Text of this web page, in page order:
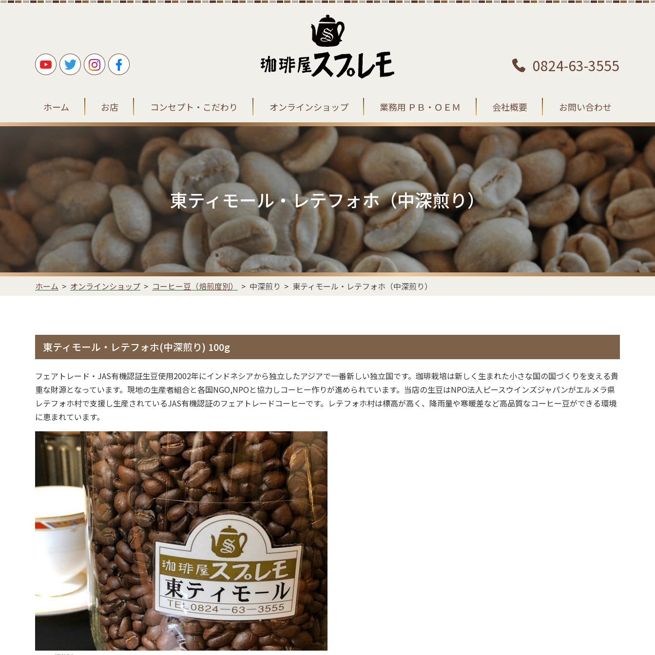
0824-63-3555
ホーム お店 コンセプト・こだわり オンラインショップ 業務用 ＰＢ・ＯＥＭ 会社概要 お問い合わせ
東ティモール・レテフォホ（中深煎り）
ホーム オンラインショップ コーヒー豆（焙煎度別） 中深煎り 東ティモール・レテフォホ（中深煎り）
東ティモール・レテフォホ(中深煎り) 100g
フェアトレード・JAS有機認証生豆使用2002年にインドネシアから独立したアジアで一番新しい独立国です。珈琲栽培は新しく生まれた小さな国の国づくりを支える貴
重な財源となっています。現地の生産者組合と各国NGO,NPOと協力しコーヒー作りが進められています。当店の生豆はNPO法人ピースウインズジャパンがエルメラ県
レテフォホ村で支援し生産されているJAS有機認証のフェアトレードコーヒーです。レテフォホ村は標高が高く、降雨量や寒暖差など高品質なコーヒー豆ができる環境
に恵まれています。